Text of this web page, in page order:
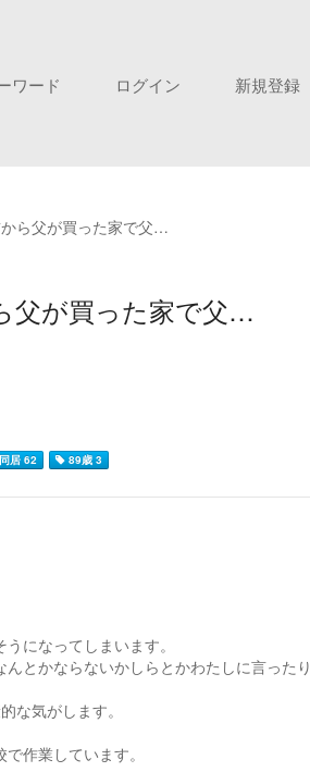
ワード ログイン 新規登録
ら父が買った家で父…
父が買った家で父…
居 62 89歳 3
になってしまいます。
とかならないかしらとかわたしに言ったり
な気がします。
作業しています。